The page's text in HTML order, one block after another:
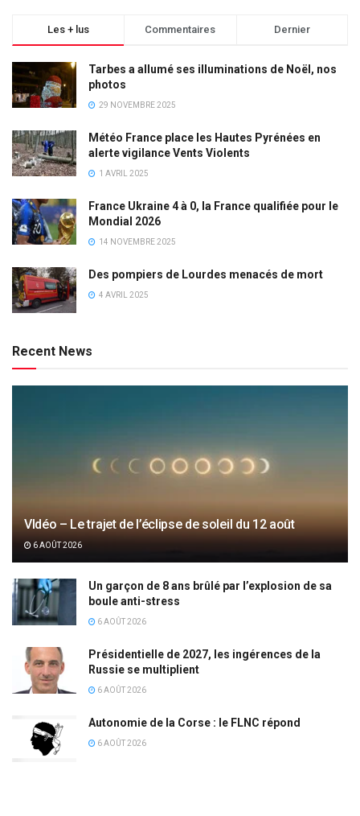
Les + lus Commentaires Dernier
Tarbes a allumé ses illuminations de Noël, nos
photos
29 NOVEMBRE 2025
Météo France place les Hautes Pyrénées en
alerte vigilance Vents Violents
1 AVRIL 2025
France Ukraine 4 à 0, la France qualifiée pour le
Mondial 2026
14 NOVEMBRE 2025
Des pompiers de Lourdes menacés de mort
4 AVRIL 2025
Recent News
VIdéo – Le trajet de l’éclipse de soleil du 12 août
6 AOÛT 2026
Un garçon de 8 ans brûlé par l’explosion de sa
boule anti-stress
6 AOÛT 2026
Présidentielle de 2027, les ingérences de la
Russie se multiplient
6 AOÛT 2026
Autonomie de la Corse : le FLNC répond
6 AOÛT 2026